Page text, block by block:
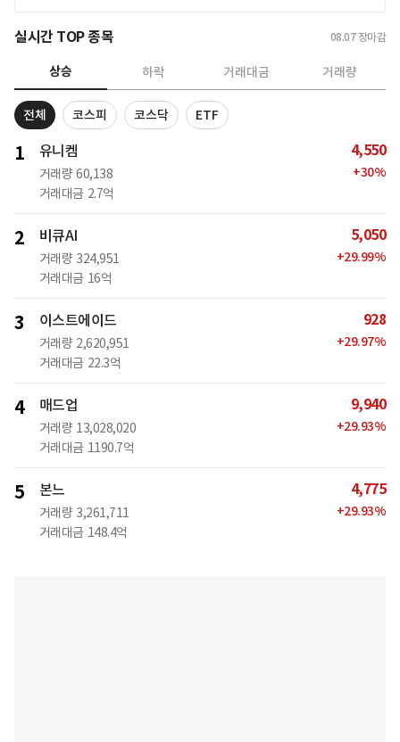
실시간 TOP 종목 08.07 장마감
상승 하락 거래대금 거래량
전체 코스피 코스닥 ETF
1 유니켐
거래량 60,138
거래대금 2.7억
4,550
+30%
2 비큐AI
거래량 324,951
거래대금 16억
5,050
+29.99%
3 이스트에이드
거래량 2,620,951
거래대금 22.3억
928
+29.97%
4 매드업
거래량 13,028,020
거래대금 1190.7억
9,940
+29.93%
5 본느
거래량 3,261,711
거래대금 148.4억
4,775
+29.93%